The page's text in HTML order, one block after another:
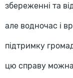
збереженні та
але водночас і
підтримку
цю справу можна